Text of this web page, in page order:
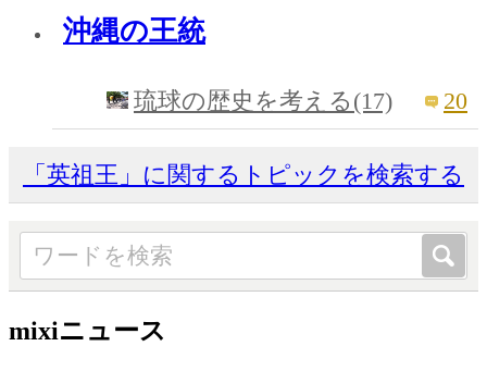
沖縄の王統
琉球の歴史を考える(17) 20
「英祖王」に関するトピックを検索する
mixiニュース